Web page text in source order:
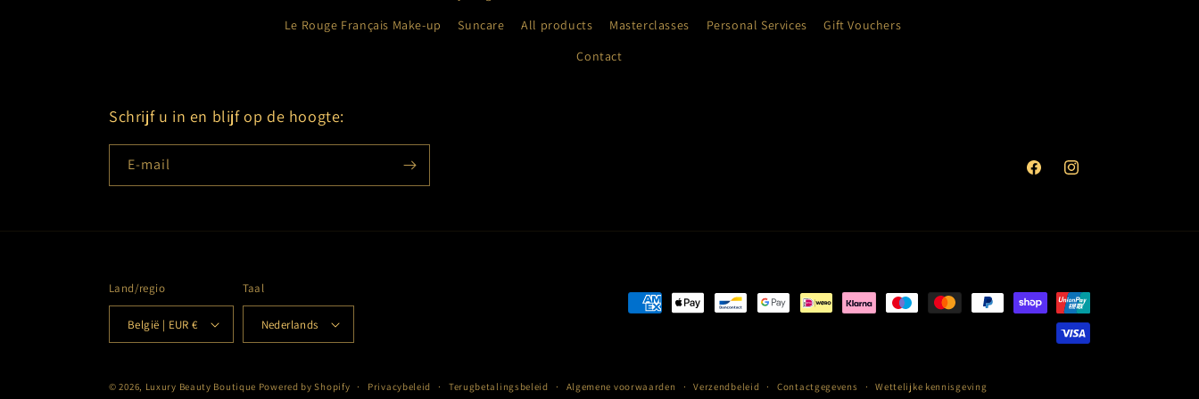
Le Rouge Français Make-up
Suncare All products Masterclasses Personal Services
Gift Vouchers
Contact
Schrijf u in en blijf op de hoogte:
E‑mail
FacebookInstagram
Land/regio
België | EUR €
Taal
Nederlands
Betaalmethoden
© 2026, Luxury Beauty Boutique Powered by Shopify Privacybeleid Terugbetalingsbeleid Algemene voorwaarden Verzendbeleid Contactgegevens Wettelijke kennisgeving